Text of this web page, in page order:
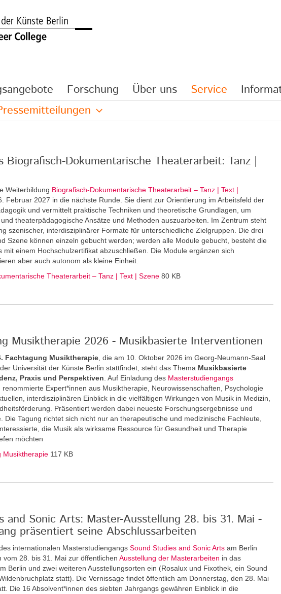
Forschung Über uns Service
Biografisch-Dokumentarische Theaterarbeit: Tanz |
Weiterbildung Biografisch-Dokumentarische Theaterarbeit – Tanz | Text |
Februar 2027 in die nächste Runde. Sie dient zur Orientierung im Arbeitsfeld der
und vermittelt praktische Techniken und theoretische Grundlagen, um
theaterpädagogische Ansätze und Methoden auszuarbeiten. Im Zentrum steht
szenischer, interdisziplinärer Formate für unterschiedliche Zielgruppen. Die drei
Szene können einzeln gebucht werden; werden alle Module gebucht, besteht die
mit einem Hochschulzertifikat abzuschließen. Die Module ergänzen sich
aber auch autonom als kleine Einheit.
Theaterarbeit – Tanz | Text | Szene 80 KB
Musiktherapie 2026 - Musikbasierte Interventionen
Fachtagung Musiktherapie , die am 10. Oktober 2026 im Georg-Neumann-Saal
Universität der Künste Berlin stattfindet, steht das Thema Musikbasierte
Praxis und Perspektiven . Auf Einladung des Masterstudiengangs
renommierte Expert*innen aus Musiktherapie, Neurowissenschaften, Psychologie
interdisziplinären Einblick in die vielfältigen Wirkungen von Musik in Medizin,
Präsentiert werden dabei neueste Forschungsergebnisse und
Die Tagung richtet sich nicht nur an therapeutische und medizinische Fachleute,
die Musik als wirksame Ressource für Gesundheit und Therapie
möchten
Musiktherapie 117 KB
and Sonic Arts: Master-Ausstellung 28. bis 31. Mai -
präsentiert seine Abschlussarbeiten
internationalen Masterstudiengangs Sound Studies and Sonic Arts am Berlin
vom 28. bis 31. Mai zur öffentlichen Ausstellung der Masterarbeiten in das
Berlin und zwei weiteren Ausstellungsorten ein (Rosalux und Fixothek, ein Sound
statt). Die Vernissage findet öffentlich am Donnerstag, den 28. Mai
Die 16 Absolvent*innen des siebten Jahrgangs gewähren Einblick in die